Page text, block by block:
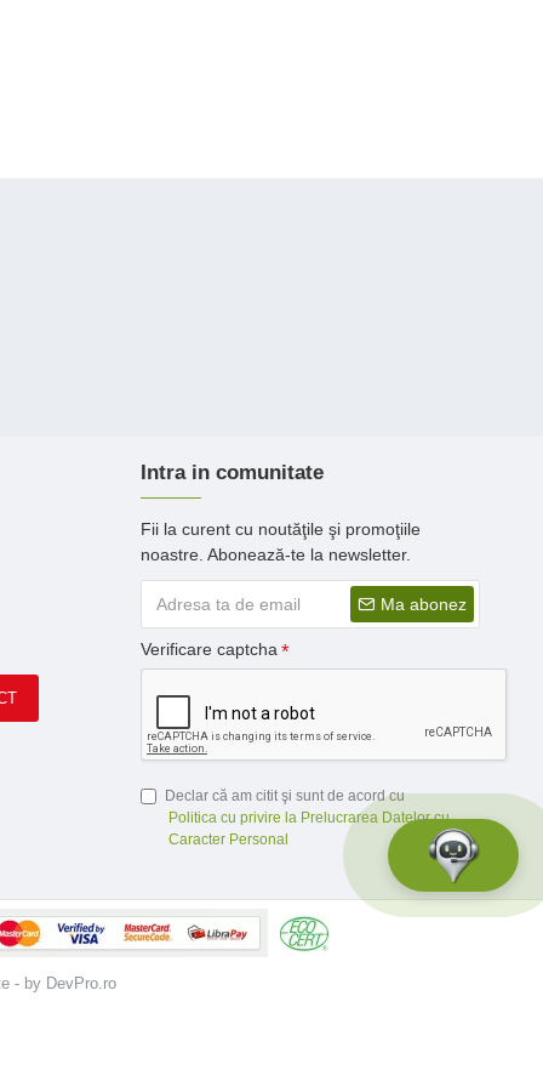
Intra in comunitate
Fii la curent cu noutăţile şi promoţiile
noastre. Abonează-te la newsletter.
Ma abonez
Verificare captcha
Declar că am citit şi sunt de acord cu
Politica cu privire la Prelucrarea Datelor cu
Caracter Personal
- by DevPro.ro